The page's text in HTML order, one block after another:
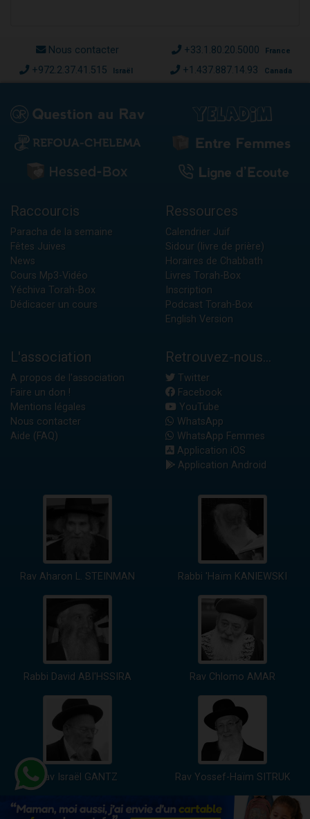
Nous contacter +33.1.80.20.5000 France
+972.2.37.41.515 Israël +1.437.887.14.93 Canada
Raccourcis
Paracha de la semaine
Fêtes Juives
News
Cours Mp3-Vidéo
Yéchiva Torah-Box
Dédicacer un cours
Ressources
Calendrier Juif
Sidour (livre de prière)
Horaires de Chabbath
Livres Torah-Box
Inscription
Podcast Torah-Box
English Version
L'association
A propos de l'association
Faire un don !
Mentions légales
Nous contacter
Aide (FAQ)
Retrouvez-nous...
Twitter
Facebook
YouTube
WhatsApp
WhatsApp Femmes
Application iOS
Application Android
Rav Aharon L. STEINMAN Rabbi 'Haïm KANIEWSKI
Rabbi David ABI'HSSIRA Rav Chlomo AMAR
Rav Israël GANTZ Rav Yossef-Haïm SITRUK